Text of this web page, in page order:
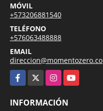
MÓVIL
+573206881540
TELÉFONO
+576063488888
EMAIL
direccion@momentozero.co
Facebook
InstagramYouTube
INFORMACIÓN